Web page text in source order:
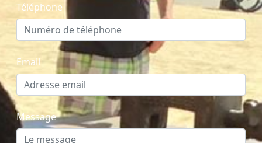
Téléphone
Email
Message